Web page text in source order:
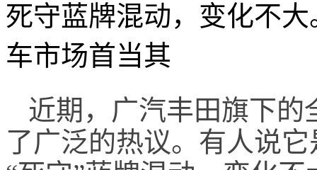
死守蓝牌混动，变化不
车市场首当其
近期 ，广汽丰田旗下
了广泛的热议。有人说